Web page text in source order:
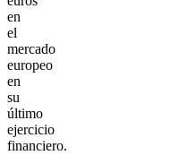
en
el
mercado
europeo
en
su
último
ejercicio
financiero.